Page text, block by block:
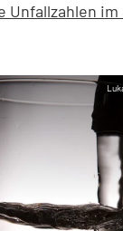
Unfallzahlen